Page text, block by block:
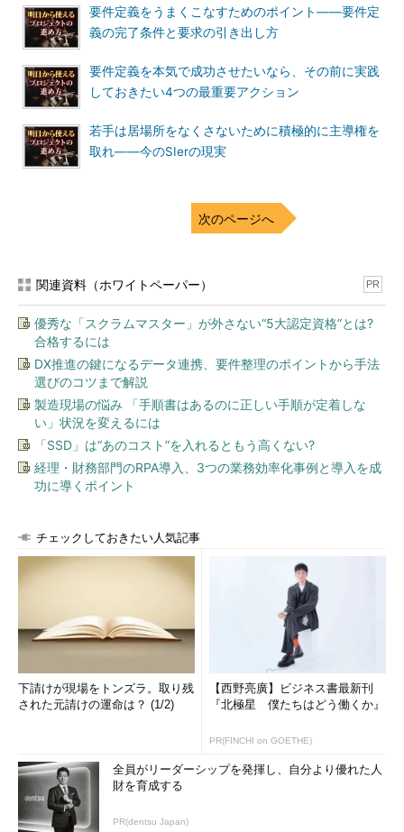
要件定義をうまくこなすためのポイント――要件定
義の完了条件と要求の引き出し方
要件定義を本気で成功させたいなら、その前に実践
しておきたい4つの最重要アクション
若手は居場所をなくさないために積極的に主導権を
取れ――今のSIerの現実
次のページへ
関連資料（ホワイトペーパー） PR
優秀な「スクラムマスター」が外さない“5大認定資格”とは?
合格するには
DX推進の鍵になるデータ連携、要件整理のポイントから手法
選びのコツまで解説
製造現場の悩み 「手順書はあるのに正しい手順が定着しな
い」状況を変えるには
「SSD」は“あのコスト”を入れるともう高くない?
経理・財務部門のRPA導入、3つの業務効率化事例と導入を成
功に導くポイント
チェックしておきたい人気記事
下請けが現場をトンズラ。取り残
された元請けの運命は？ (1/2)
【西野亮廣】ビジネス書最新刊
『北極星 僕たちはどう働くか』
PR(FINCHI on GOETHE)
全員がリーダーシップを発揮し、自分より優れた人
財を育成する
PR(dentsu Japan)